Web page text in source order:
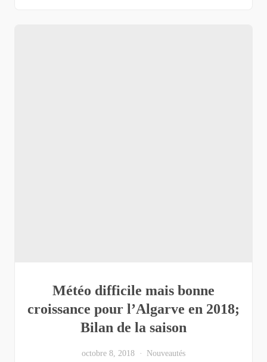
Météo difficile mais bonne
croissance pour l’Algarve en 2018;
Bilan de la saison
octobre 8, 2018 Nouveautés